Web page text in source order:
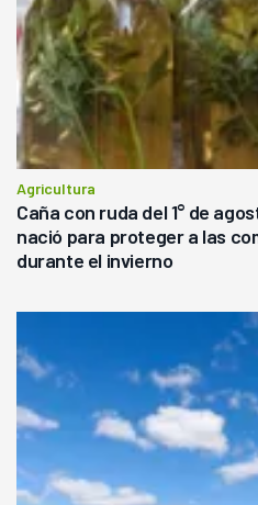
Agricultura
Caña con ruda del 1° de
nació para proteger a las
durante el invierno